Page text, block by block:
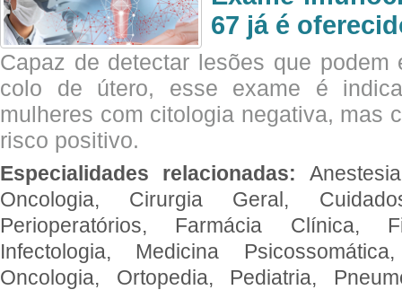
67 já é
Capaz de detectar lesões que
colo de útero, esse exame é
mulheres com citologia negativa, mas
risco positivo.
Especialidades relacionadas:
Oncologia, Cirurgia Geral,
Perioperatórios, Farmácia Clínica,
Infectologia, Medicina
Oncologia, Ortopedia, Pediatria,